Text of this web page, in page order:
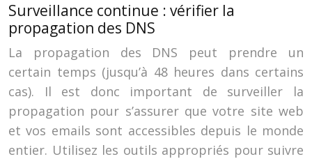
Surveillance continue : vérifier la
propagation des DNS
La propagation des DNS peut prendre un
certain temps (jusqu’à 48 heures dans certains
cas). Il est donc important de surveiller la
propagation pour s’assurer que votre site web
et vos emails sont accessibles depuis le monde
entier. Utilisez les outils appropriés pour suivre